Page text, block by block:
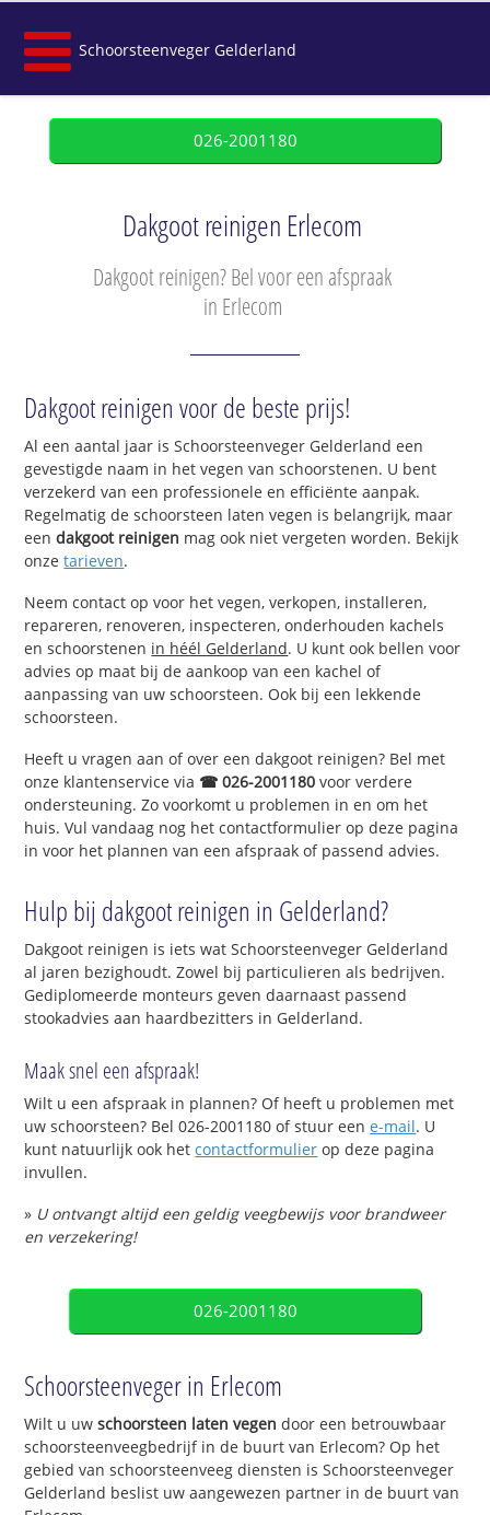
Schoorsteenveger Gelderland
026-2001180
Dakgoot reinigen Erlecom
Dakgoot reinigen? Bel voor een afspraak
in Erlecom
Dakgoot reinigen voor de beste prijs!
Al een aantal jaar is Schoorsteenveger Gelderland een
gevestigde naam in het vegen van schoorstenen. U bent
verzekerd van een professionele en efficiënte aanpak.
Regelmatig de schoorsteen laten vegen is belangrijk, maar
eendakgoot reinigen mag ook niet vergeten worden. Bekijk
onzetarieven.
Neem contact op voor het vegen, verkopen, installeren,
repareren, renoveren, inspecteren, onderhouden kachels
en schoorstenen in héél Gelderland. U kunt ook bellen voor
advies op maat bij de aankoop van een kachel of
aanpassing van uw schoorsteen. Ook bij een lekkende
schoorsteen.
Heeft u vragen aan of over een dakgoot reinigen? Bel met
onze klantenservice via ☎ 026-2001180 voor verdere
ondersteuning. Zo voorkomt u problemen in en om het
huis. Vul vandaag nog het contactformulier op deze pagina
in voor het plannen van een afspraak of passend advies.
Hulp bij dakgoot reinigen in Gelderland?
Dakgoot reinigen is iets wat Schoorsteenveger Gelderland
al jaren bezighoudt. Zowel bij particulieren als bedrijven.
Gediplomeerde monteurs geven daarnaast passend
stookadvies aan haardbezitters in Gelderland.
Maak snel een afspraak!
Wilt u een afspraak in plannen? Of heeft u problemen met
uw schoorsteen? Bel 026-2001180 of stuur eene-mail. U
kunt natuurlijk ook hetcontactformulier op deze pagina
invullen.
» U ontvangt altijd een geldig veegbewijs voor brandweer
en verzekering!
026-2001180
Schoorsteenveger in Erlecom
Wilt u uwschoorsteen laten vegen door een betrouwbaar
schoorsteenveegbedrijf in de buurt van Erlecom? Op het
gebied van schoorsteenveeg diensten is Schoorsteenveger
Gelderland beslist uw aangewezen partner in de buurt van